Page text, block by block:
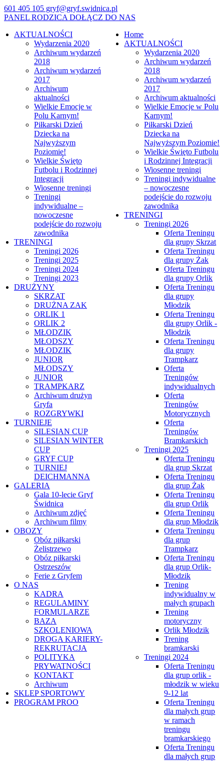
601 405 105 gryf@gryf.swidnica.pl
PANEL RODZICA DOŁĄCZ DO NAS
AKTUALNOŚCI
Wydarzenia 2020
Archiwum wydarzeń
2018
Archiwum wydarzeń
2017
Archiwum
aktualności
Wielkie Emocje w
Polu Karnym!
Piłkarski Dzień
Dziecka na
Najwyższym
Poziomie!
Wielkie Święto
Futbolu i Rodzinnej
Integracji
Wiosenne treningi
Treningi
indywidualne –
nowoczesne
podejście do rozwoju
zawodnika
TRENINGI
Treningi 2026
Treningi 2025
Treningi 2024
Treningi 2023
DRUŻYNY
SKRZAT
DRUŻNA ZAK
ORLIK 1
ORLIK 2
MŁODZIK
MŁODSZY
MŁODZIK
JUNIOR
MŁODSZY
JUNIOR
TRAMPKARZ
Archiwum drużyn
Gryfa
ROZGRYWKI
TURNIEJE
SILESIAN CUP
SILESIAN WINTER
CUP
GRYF CUP
TURNIEJ
DEICHMANNA
GALERIA
Gala 10-lecie Gryf
Świdnica
Archiwum zdjęć
Archiwum filmy
OBOZY
Obóz piłkarski
Żelistrzewo
Obóz piłkarski
Ostrzeszów
Ferie z Gryfem
O NAS
KADRA
REGULAMINY
FORMULARZE
BAZA
SZKOLENIOWA
DROGA KARIERY-
REKRUTACJA
POLITYKA
PRYWATNOŚCI
KONTAKT
Archiwum
SKLEP SPORTOWY
PROGRAM PROO
Home
AKTUALNOŚCI
Wydarzenia 2020
Archiwum wydarzeń
2018
Archiwum wydarzeń
2017
Archiwum aktualności
Wielkie Emocje w Polu
Karnym!
Piłkarski Dzień
Dziecka na
Najwyższym Poziomie!
Wielkie Święto Futbolu
i Rodzinnej Integracji
Wiosenne treningi
Treningi indywidualne
– nowoczesne
podejście do rozwoju
zawodnika
TRENINGI
Treningi 2026
Oferta Treningu
dla grupy Skrzat
Oferta Treningu
dla grupy Żak
Oferta Treningu
dla grupy Orlik
Oferta Treningu
dla grupy
Młodzik
Oferta Treningu
dla grupy Orlik -
Młodzik
Oferta Treningu
dla grupy
Trampkarz
Oferta
Treningów
indywidualnych
Oferta
Treningów
Motorycznych
Oferta
Treningów
Bramkarskich
Treningi 2025
Oferta Treningu
dla grup Skrzat
Oferta Treningu
dla grup Żak
Oferta Treningu
dla grup Orlik
Oferta Treningu
dla grup Młodzik
Oferta Treningu
dla grup
Trampkarz
Oferta Treningu
dla grup Orlik-
Młodzik
Trening
indywidualny w
małych grupach
Trening
motoryczny
Orlik Młodzik
Trening
bramkarski
Treningi 2024
Oferta Treningu
dla grup orlik -
młodzik w wieku
9-12 lat
Oferta Treningu
dla małych grup
w ramach
treningu
bramkarskiego
Oferta Treningu
dla małych grup